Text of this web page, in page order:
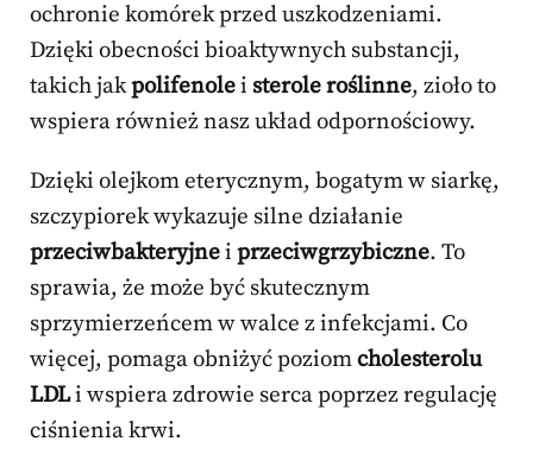
ochronie komórek przed uszkodzeniami.
Dzięki obecności bioaktywnych substancji,
takich jakpolifenolei sterole roślinne, zioło to
wspiera również nasz układ odpornościowy.
Dzięki olejkom eterycznym, bogatym w siarkę,
szczypiorek wykazuje silne działanie
przeciwbakteryjnei przeciwgrzybiczne. To
sprawia, że może być skutecznym
sprzymierzeńcem w walce z infekcjami. Co
więcej, pomaga obniżyć poziomcholesterolu
LDLi wspiera zdrowie serca poprzez regulację
ciśnienia krwi.